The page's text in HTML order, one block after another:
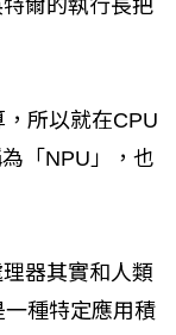
爾的執行長把
所以就在CPU
「NPU」，也
器其實和人類
種特定應用積